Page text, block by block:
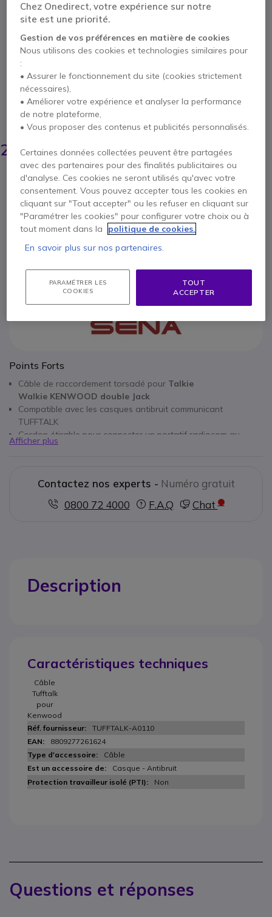
Câble Tufftalk pour
Kenwood
Réf. produit: SENTTALKA0110 // Réf. fournisseur: TUFFTALK-A0110
Câble de connexion
ÉCONOMISEZ 3,00 €
24,95 € HT- 29,94 € TTC
AJOUTER AU PANIER
DEVIS EN 4 HEURES
Épuisé
Payez en 4 sans frais (
Points Forts
Câble de raccordement torsadé pour Talkie
Walkie KENWOOD double Jack
Compatible avec les casques antibruit communicant
TUFFTALK
Cordon étirable pour connecter un portatif radiocom au
casque TUFFTALK
Afficher plus
Contactez nos experts - Numéro gratuit
0800 72 4000
F.A.Q Chat
Passer au début de la Galerie d’images
Description
Caractéristiques techniques
Câble
Tufftalk
pour
Kenwood
TUFFTALK-A0110
8809277261624
Câble
Casque - Antibruit
Non
Questions et réponses
Chez Onedirect, votre expérience sur notre
site est une priorité.
Gestion de vos préférences en matière de cookies
Nous utilisons des cookies et technologies similaires pour
:
• Assurer le fonctionnement du site (cookies strictement
nécessaires),
• Améliorer votre expérience et analyser la performance
de notre plateforme,
• Vous proposer des contenus et publicités personnalisés.
Certaines données collectées peuvent être partagées
avec des partenaires pour des finalités publicitaires ou
d'analyse. Ces cookies ne seront utilisés qu'avec votre
consentement. Vous pouvez accepter tous les cookies en
cliquant sur "Tout accepter" ou les refuser en cliquant sur
"Paramétrer les cookies" pour configurer votre choix ou à
tout moment dans la
politique de cookies.
En savoir plus sur nos partenaires.
PARAMÉTRER LES
COOKIES
TOUT
ACCEPTER